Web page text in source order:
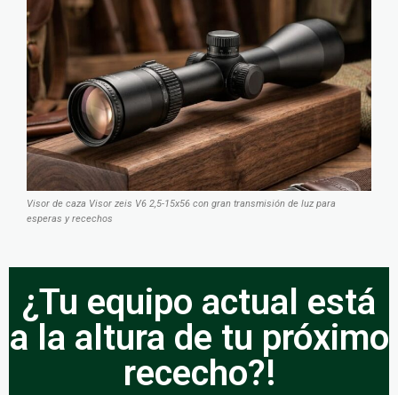
Visor de caza Visor zeis V6 2,5-15x56 con gran transmisión de luz para
esperas y recechos
¿Tu equipo actual está
a la altura de tu próximo
rececho?!